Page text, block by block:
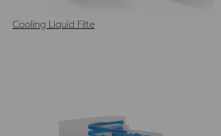
Cooling Liquid Filte